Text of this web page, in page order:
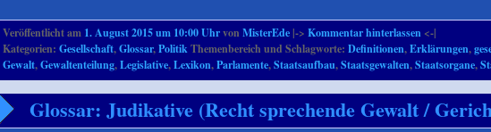
Veröffentlicht am 1. August 2015 um 10:00 UhrvonMisterEde |->Kommentar hinterlassen <-|
Kategorien:Gesellschaft,Glossar,PolitikThemenbereich und Schlagworte:Definitionen,Erklärungen,
Gewalt,Gewaltenteilung,Legislative,Lexikon,Parlamente,Staatsaufbau,Staatsgewalten,Staatsorgane,
Glossar: Judikative (Recht sprechende Gewalt /